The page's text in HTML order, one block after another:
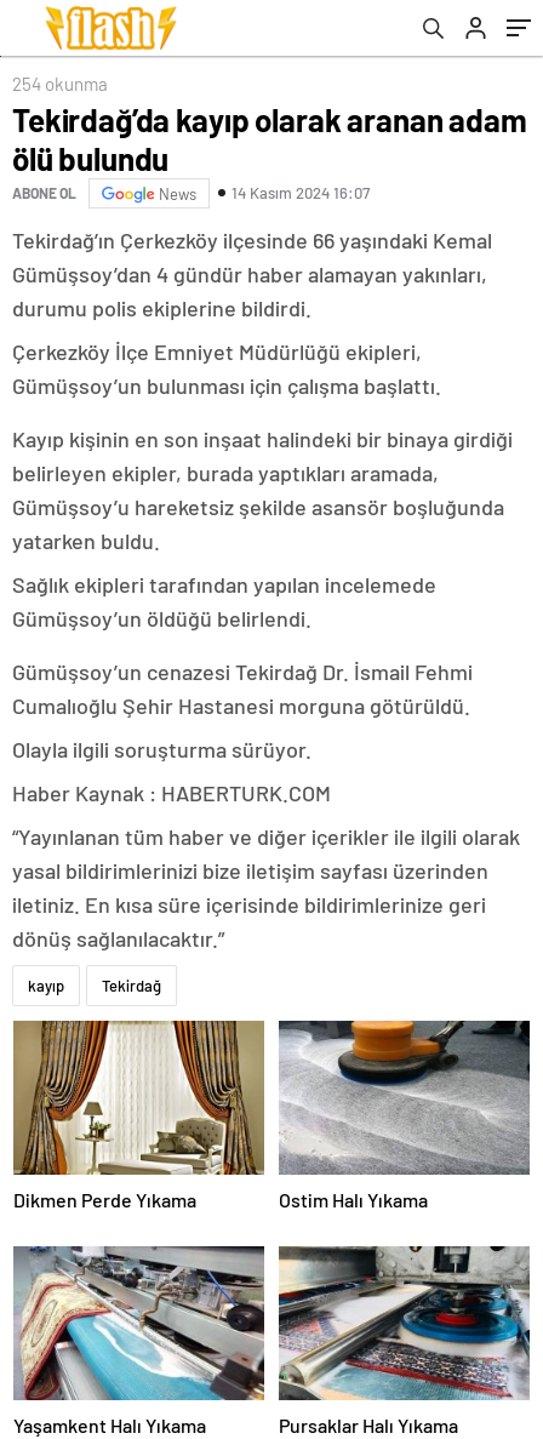
254 okunma
Tekirdağ’da kayıp olarak aranan adam
ölü bulundu
ABONE OL News 14 Kasım 2024 16:07
Tekirdağ’ın Çerkezköy ilçesinde 66 yaşındaki Kemal
Gümüşsoy’dan 4 gündür haber alamayan yakınları,
durumu polis ekiplerine bildirdi.
Çerkezköy İlçe Emniyet Müdürlüğü ekipleri,
Gümüşsoy’un bulunması için çalışma başlattı.
Kayıp kişinin en son inşaat halindeki bir binaya girdiği
belirleyen ekipler, burada yaptıkları aramada,
Gümüşsoy’u hareketsiz şekilde asansör boşluğunda
yatarken buldu.
Sağlık ekipleri tarafından yapılan incelemede
Gümüşsoy’un öldüğü belirlendi.
Gümüşsoy’un cenazesi Tekirdağ Dr. İsmail Fehmi
Cumalıoğlu Şehir Hastanesi morguna götürüldü.
Olayla ilgili soruşturma sürüyor.
Haber Kaynak : HABERTURK.COM
“Yayınlanan tüm haber ve diğer içerikler ile ilgili olarak
yasal bildirimlerinizi bize iletişim sayfası üzerinden
iletiniz. En kısa süre içerisinde bildirimlerinize geri
dönüş sağlanılacaktır.”
kayıp Tekirdağ
Dikmen Perde Yıkama Ostim Halı Yıkama
Yaşamkent Halı Yıkama Pursaklar Halı Yıkama